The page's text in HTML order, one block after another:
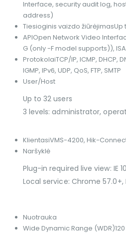
Interface, security audit log,
address)
Tiesioginis vaizdo žiūrėjimasUp
APIOpen Network Video
G (only -F model supports)),
ProtokolaiTCP/IP, ICMP, DHCP,
IGMP, IPv6, UDP, QoS, FTP, SMTP
User/Host
Up to 32 users
3 levels: administrator,
KlientasiVMS-4200, Hik-
Naršyklė
Plug-in required live view: IE 10,
Local service: Chrome 57.0+,
Nuotrauka
Wide Dynamic Range (WDR)